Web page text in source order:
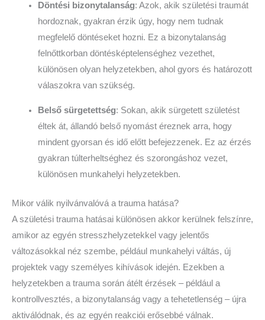
Döntési bizonytalanság: Azok, akik születési traumát
hordoznak, gyakran érzik úgy, hogy nem tudnak
megfelelő döntéseket hozni. Ez a bizonytalanság
felnőttkorban döntésképtelenséghez vezethet,
különösen olyan helyzetekben, ahol gyors és határozott
válaszokra van szükség.
Belső sürgetettség: Sokan, akik sürgetett születést
éltek át, állandó belső nyomást éreznek arra, hogy
mindent gyorsan és idő előtt befejezzenek. Ez az érzés
gyakran túlterheltséghez és szorongáshoz vezet,
különösen munkahelyi helyzetekben.
Mikor válik nyilvánvalóvá a trauma hatása?
A születési trauma hatásai különösen akkor kerülnek felszínre,
amikor az egyén stresszhelyzetekkel vagy jelentős
változásokkal néz szembe, például munkahelyi váltás, új
projektek vagy személyes kihívások idején. Ezekben a
helyzetekben a trauma során átélt érzések – például a
kontrollvesztés, a bizonytalanság vagy a tehetetlenség – újra
aktiválódnak, és az egyén reakciói erősebbé válnak.